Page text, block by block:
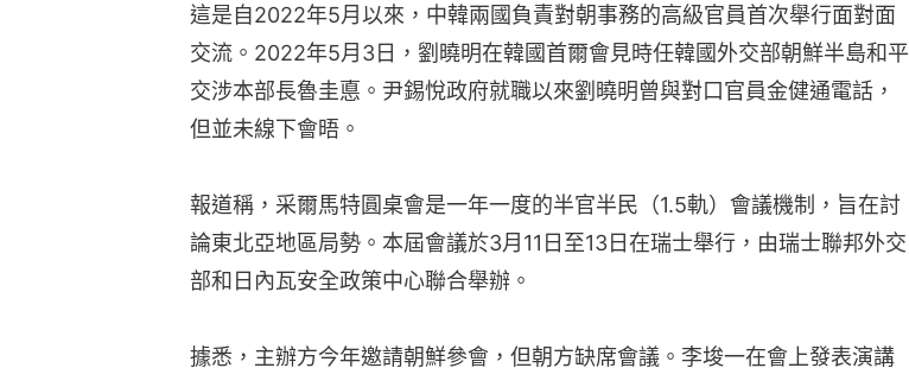
這是自2022年5月以來，中韓兩國負責對朝事務的高級官員首次舉行面對面
交流。2022年5月3日，劉曉明在韓國首爾會見時任韓國外交部朝鮮半島和平
交涉本部長魯圭悳。尹錫悅政府就職以來劉曉明曾與對口官員金健通電話，
但並未線下會晤。
報道稱，采爾馬特圓桌會是一年一度的半官半民（1.5軌）會議機制，旨在討
論東北亞地區局勢。本屆會議於3月11日至13日在瑞士舉行，由瑞士聯邦外交
部和日內瓦安全政策中心聯合舉辦。
據悉，主辦方今年邀請朝鮮參會，但朝方缺席會議。李埈一在會上發表演講